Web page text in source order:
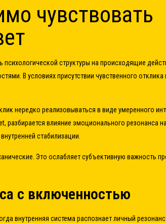
чувствовать
структуры на происходящие
В условиях присутствии чувственного
нередко реализовываться в виде умеренного
, разбирается влияние эмоционального резонанса
стабилизации.
Это ослабляет субъективную важность
с включенностью
внутренняя система распознает личный